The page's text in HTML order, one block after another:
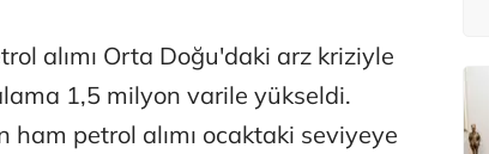
alımı Orta Doğu'daki arz kriziyle
1,5 milyon varile yükseldi.
petrol alımı ocaktaki seviyeye